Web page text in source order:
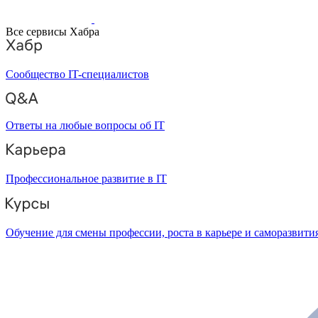
Все сервисы Хабра
Сообщество IT-специалистов
Ответы на любые вопросы об IT
Профессиональное развитие в IT
Обучение для смены профессии, роста в карьере и